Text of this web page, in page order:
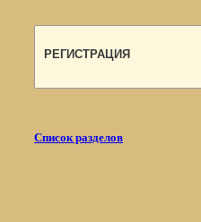
РЕГИСТРАЦИЯ
Список разделов